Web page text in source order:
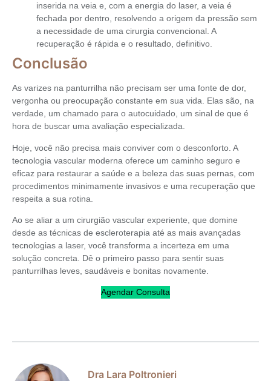
inserida na veia e, com a energia do laser, a veia é
fechada por dentro, resolvendo a origem da pressão sem
a necessidade de uma cirurgia convencional. A
recuperação é rápida e o resultado, definitivo.
Conclusão
As varizes na panturrilha não precisam ser uma fonte de dor,
vergonha ou preocupação constante em sua vida. Elas são, na
verdade, um chamado para o autocuidado, um sinal de que é
hora de buscar uma avaliação especializada.
Hoje, você não precisa mais conviver com o desconforto. A
tecnologia vascular moderna oferece um caminho seguro e
eficaz para restaurar a saúde e a beleza das suas pernas, com
procedimentos minimamente invasivos e uma recuperação que
respeita a sua rotina.
Ao se aliar a um cirurgião vascular experiente, que domine
desde as técnicas de escleroterapia até as mais avançadas
tecnologias a laser, você transforma a incerteza em uma
solução concreta. Dê o primeiro passo para sentir suas
panturrilhas leves, saudáveis e bonitas novamente.
Agendar Consulta
Dra Lara Poltronieri